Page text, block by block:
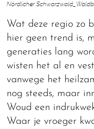
Nördlicher
Wat deze regio zo
hier geen trend is,
generaties lang
wisten het al en
vanwege het
nog steeds, maar
Woud een
Waar je vroeger